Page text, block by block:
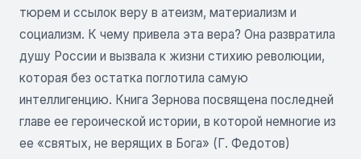
тюрем и ссылок веру в атеизм, материализм и
социализм. К чему при­вела эта вера? Она развратила
душу России и вызвала к жизни стихию революции,
которая без остатка поглотила самую
интеллигенцию. Книга Зернова посвящена последней
главе ее героической истории, в которой немногие из
ее «святых, не верящих в Бога» (Г. Федотов)